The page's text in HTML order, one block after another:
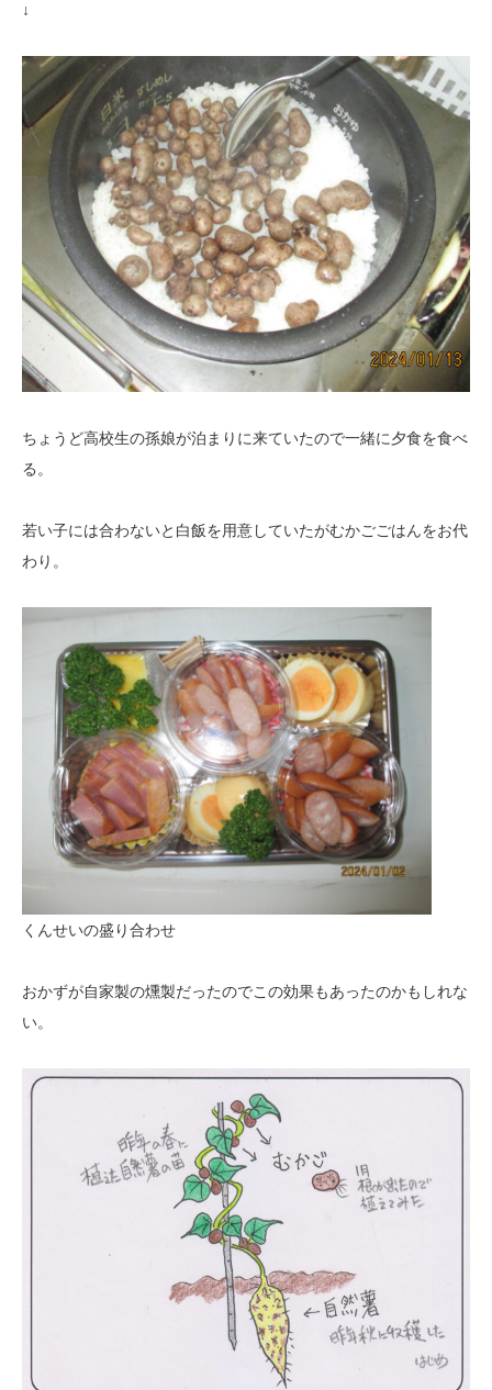
↓
ちょうど高校生の孫娘が泊まりに来ていたので一緒に夕食を食べ
る。
若い子には合わないと白飯を用意していたがむかごごはんをお代
わり。
くんせいの盛り合わせ
おかずが自家製の燻製だったのでこの効果もあったのかもしれな
い。